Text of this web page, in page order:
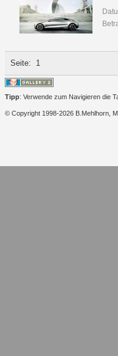
Seite: 1
Tipp: Verwende zum Navigieren die
© Copyright 1998-2026 B.Mehlhorn,